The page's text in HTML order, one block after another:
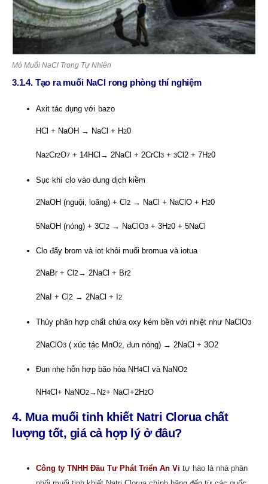
Mỏ Muối NaCl Trong Tự Nhiên
3.1.4. Tạo ra muối NaCl rong phòng thí nghiệm
Axit tác dụng với bazo
HCl + NaOH → NaCl + H20
Na2Cr2O7 + 14HCl→ 2NaCl + 2CrCl 3 + 3Cl2 + 7H20
Sục khí clo vào dung dịch kiềm
2NaOH (nguội, loãng) + Cl2 → NaCl + NaClO + H20
5NaOH (nóng) + 3Cl 2 → NaClO3 + 3H20 + 5NaCl
Clo đẩy brom và iot khỏi muối bromua và iotua
2NaBr + Cl 2 → 2NaCl + Br2
2NaI + Cl 2 → 2NaCl + I 2
Thủy phân hợp chất chứa oxy kém bền với nhiệt như NaClO3
2NaClO3 ( xúc tác MnO2 , đun nóng) → 2NaCl + 3O2
Đun nhẹ hỗn hợp bão hòa NH4Cl và NaNO2
NH4Cl+ NaNO2→N2+ NaCl+2H2O
4. Mua muối tinh khiết Natri Clorua chất
lượng tốt, giá cả hợp lý ở đâu?
Công ty TNHH Đầu Tư Phát Triển An Vi tự hào là nhà phân